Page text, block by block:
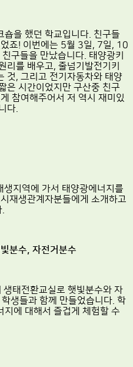
을 했던 학교입니다. 친구들
죠! 이번에는 5월 3일, 7일, 10
구들을 만났습니다. 태양광키
리를 배우고, 줄넘기발전기키
것, 그리고 전기자동차와 태양
은 시간이었지만 구산중 친구
참여해주어서 저 역시 재미있
다.
지역에 가서 태양광에너지를
재생관계자분들에게 소개하고
분수, 자전거분수
태전환교실로 햇빛분수와 자
생들과 함께 만들었습니다. 학
에 대해서 즐겁게 체험할 수